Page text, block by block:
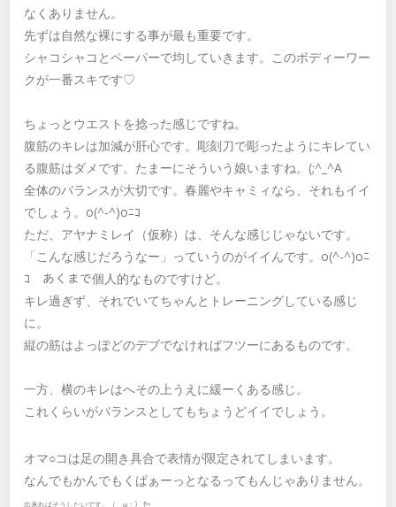
なくありません。
先ずは自然な裸にする事が最も重要です。
シャコシャコとペーパーで均していきます。このボディーワー
クが一番スキです♡
ちょっとウエストを捻った感じですね。
腹筋のキレは加減が肝心です。彫刻刀で彫ったようにキレてい
る腹筋はダメです。たまーにそういう娘いますね。(;^_^A
全体のバランスが大切です。春麗やキャミィなら、それもイイ
でしょう。o(^-^)oﾆｺ
ただ、アヤナミレイ（仮称）は、そんな感じじゃないです。
「こんな感じだろうなー」っていうのがイイんです。o(^-^)oﾆ
ｺ あくまで個人的なものですけど。
キレ過ぎず、それでいてちゃんとトレーニングしている感じ
に。
縦の筋はよっぽどのデブでなければフツーにあるものです。
一方、横のキレはへその上うえに緩ーくある感じ。
これくらいがバランスとしてもちょうどイイでしょう。
オマ○コは足の開き具合で表情が限定されてしまいます。
なんでもかんでもくぱぁーっとなるってもんじゃありません。
出来ればそうしたいです。（ゝω・） ﾃﾍ